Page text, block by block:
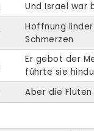
Und Israel war
Hoffnung
Schmerzen
Er gebot der
führte sie
Aber die